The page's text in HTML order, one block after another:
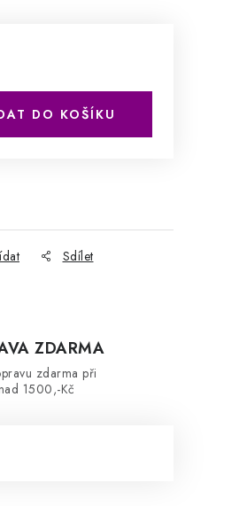
DO KOŠÍKU
Sdílet
ZDARMA
zdarma při
1500,-Kč